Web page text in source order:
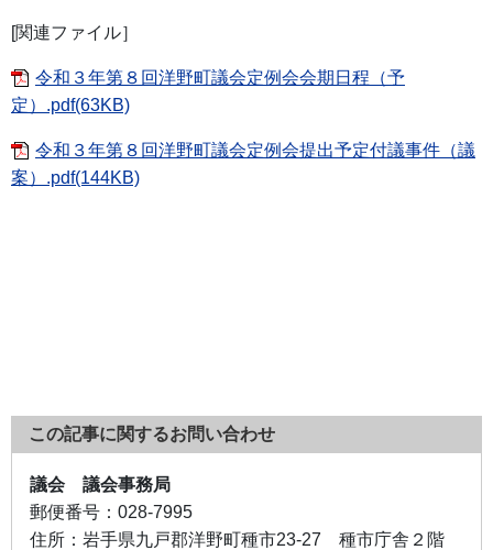
[関連ファイル］
令和３年第８回洋野町議会定例会会期日程（予
定）.pdf(63KB)
令和３年第８回洋野町議会定例会提出予定付議事件（議
案）.pdf(144KB)
この記事に関するお問い合わせ
議会 議会事務局
郵便番号： 028-7995
住所： 岩手県九戸郡洋野町種市23-27 種市庁舎２階